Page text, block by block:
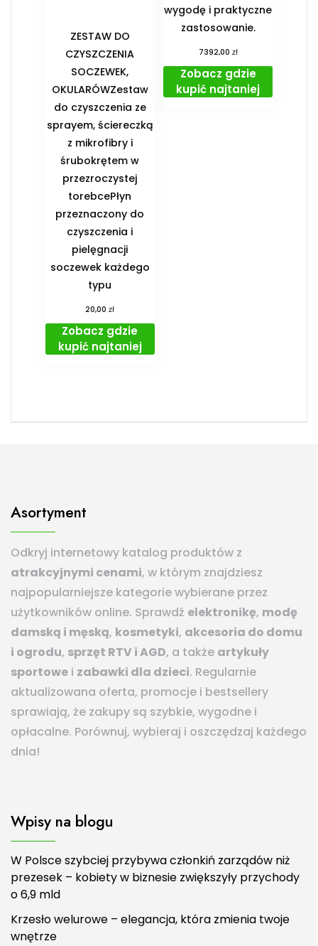
ZESTAW DO
CZYSZCZENIA
SOCZEWEK,
OKULARÓWZestaw
do czyszczenia ze
sprayem, ściereczką
z mikrofibry i
śrubokrętem w
przezroczystej
torebcePłyn
przeznaczony do
czyszczenia i
pielęgnacji
soczewek każdego
typu
20,00zł
Zobacz gdzie
kupić najtaniej
wygodę i praktyczne
zastosowanie.
7392,00 zł
Zobacz gdzie
kupić najtaniej
Asortyment
Odkryj internetowy katalog produktów z
atrakcyjnymi cenami, w którym znajdziesz
najpopularniejsze kategorie wybierane przez
użytkowników online. Sprawdź elektronikę, modę
damską i męską, kosmetyki, akcesoria do domu
i ogrodu, sprzęt RTV i AGD, a także artykuły
sportowe i zabawki dla dzieci. Regularnie
aktualizowana oferta, promocje i bestsellery
sprawiają, że zakupy są szybkie, wygodne i
opłacalne. Porównuj, wybieraj i oszczędzaj każdego
dnia!
Wpisy na blogu
W Polsce szybciej przybywa członkiń zarządów niż
prezesek – kobiety w biznesie zwiększyły przychody
o 6,9 mld
Krzesło welurowe – elegancja, która zmienia twoje
wnętrze